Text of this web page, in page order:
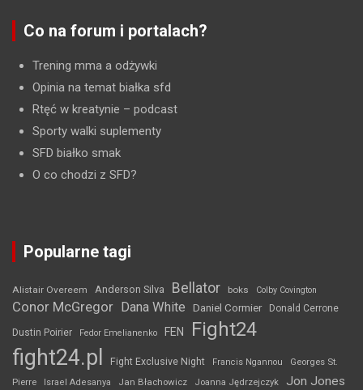
Co na forum i portalach?
Trening mma a odżywki
Opinia na temat białka sfd
Rtęć w kreatynie – podcast
Sporty walki suplementy
SFD białko smak
O co chodzi z SFD?
Popularne tagi
Alistair Overeem Anderson Silva Bellator boks Colby Covington
Conor McGregor Dana White Daniel Cormier Donald Cerrone
Dustin Poirier Fedor Emelianenko FEN Fight24
fight24.pl Fight Exclusive Night Francis Ngannou
Georges St.
Pierre
Israel Adesanya Jan Błachowicz Joanna Jędrzejczyk Jon Jones